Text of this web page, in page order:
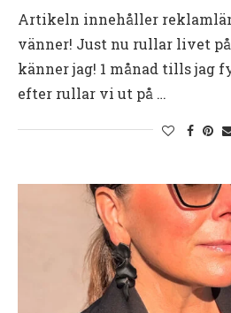
Artikeln innehåller
vänner! Just nu rullar livet
känner jag! 1 månad tills jag
efter rullar vi ut på …